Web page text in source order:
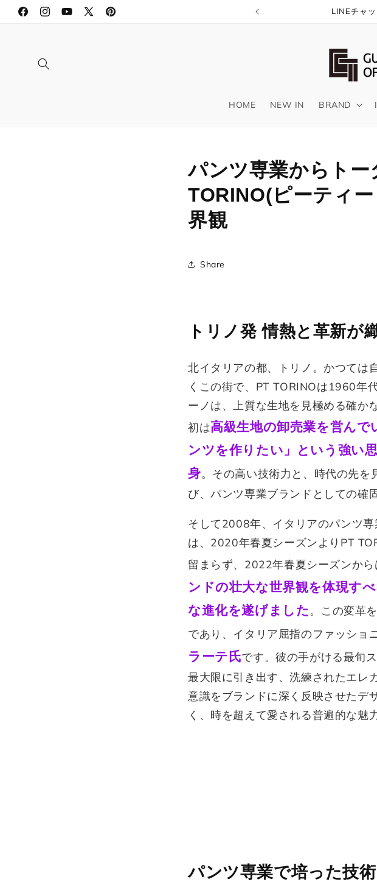
ンツに
FacebookInstagramYouTube
X
Pinterest
LINEチャ
HOME NEW IN BRAND
パンツ専業からト
TORINO(ピーティ
界観
Share
トリノ発 情熱と革新が
北イタリアの都、トリノ。かつては
くこの街で、PT TORINOは1960年
ーノは、上質な生地を見極める確か
初は高級生地の卸売業を営ん
ンツを作りたい」という強い
身。その高い技術力と、時代の先
び、パンツ専業ブランドとしての確
そして2008年、イタリアのパンツ
は、2020年春夏シーズンよりPT
留まらず、2022年春夏シーズンから
ンドの壮大な世界観を体現す
な進化を遂げました 。この変革
であり、イタリア屈指のファッショ
ラーテ氏です。彼の手がける最旬
最大限に引き出す、洗練されたエレ
意識をブランドに深く反映させたデ
く、時を超えて愛される普遍的な魅
パンツ専業で培った技